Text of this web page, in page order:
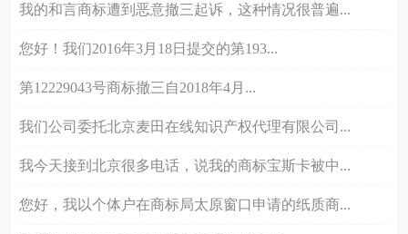
我的和言商标遭到恶意撤三起诉，这种情况很普遍...
您好！我们2016年3月18日提交的第193...
第12229043号商标撤三自2018年4月...
我们公司委托北京麦田在线知识产权代理有限公司...
我今天接到北京很多电话，说我的商标宝斯卡被中...
您好，我以个体户在商标局太原窗口申请的纸质商...